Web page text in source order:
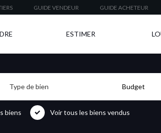
GUIDE VENDEUR GUIDE ACHETEUR
ESTIMER
Type de bien Budget
biens Voir tous les biens vendus